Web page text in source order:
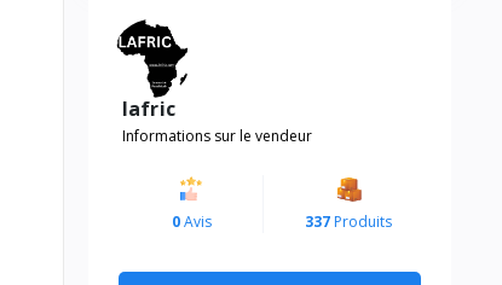
lafric
Informations sur le vendeur
0Avis 337 Produits